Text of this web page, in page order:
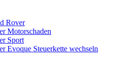
Rover
Motorschaden
Sport
Evoque Steuerkette wechseln